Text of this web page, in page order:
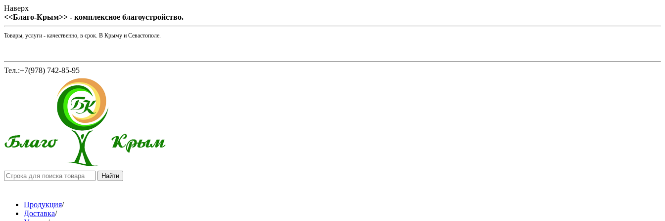
Наверх
<<Благо-Крым>> - комплексное благоустройство.
Товары, услуги - качественно, в срок. В Крыму и Севастополе.
Тел.:+7(978) 742-85-95
Продукция/
Доставка/